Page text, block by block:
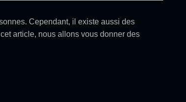
Cependant, il existe aussi des
article, nous allons vous donner des